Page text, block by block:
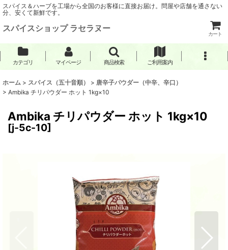
スパイス＆ハーブを工場から全国のお客様に直接お届け。問屋や店舗を通さない
分、安くて新鮮です。
スパイスショップ ラセラヌー
カート
カテゴリ マイページ 商品検索 ご利用案内
ホーム > スパイス（五十音順） > 唐辛子パウダー（中辛、辛口）
> Ambika チリパウダー ホット 1kg×10
Ambika チリパウダー ホット 1kg×10
[j-5c-10]